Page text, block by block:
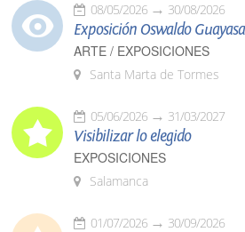
08/05/2026 30/08/2026
Exposición Oswaldo
ARTE / EXPOSICIONES
Santa Marta de Tormes
05/06/2026 31/03/2027
Visibilizar lo elegido
EXPOSICIONES
Salamanca
01/07/2026 30/09/2026